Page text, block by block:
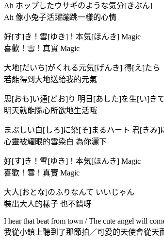
Ah ホップしたウサギのような気分[きぶん]
Ah 像小兔子活躍蹦跳一樣的心情
好[す]き！雪[ゆき]！本気[ほんき] Magic
喜歡！雪！真實 Magic
大地[だいち]がくれる元気[げんき] 得[え]たら
若能得到大地送給我的元氣
思[おも]い通[どお]り 明日[あした]を生[い]き
明天就能隨心所欲地生活哦
まぶしい白[しろ]に染[そ]まるハート 君[きみ]
心靈被耀眼的雪染白 為你灑下
好[す]き！雪[ゆき]！本気[ほんき] Magic
喜歡！雪！真實 Magic
大人[おとな]のふりなんて いいじゃん
裝出大人的樣子 也不錯呀
I hear that beat from town / The cute angel will
我從小鎮上聽到了那節拍／可愛的天使會從天